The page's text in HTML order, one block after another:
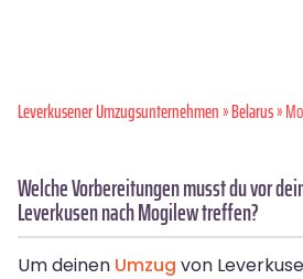
Leverkusener Umzugsunternehmen»Belarus»
Welche Vorbereitungen musst du vor
Leverkusen nach Mogilew treffen?
Um deinen Umzug von